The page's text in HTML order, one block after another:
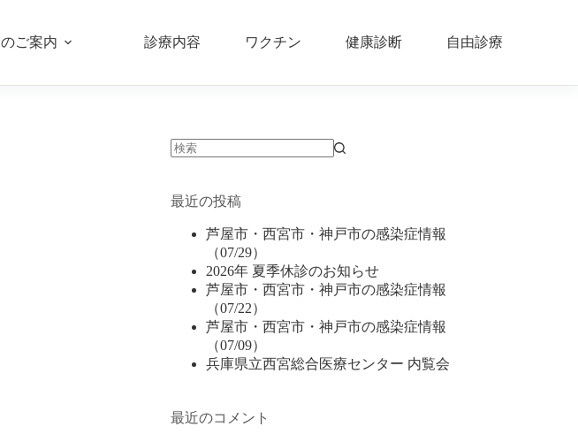
ご案内 診療内容 ワクチン 健康診断 自由診療
な
最近の投稿
芦屋市・西宮市・神戸市の感染症情報
（07/29）
2026年 夏季休診のお知らせ
芦屋市・西宮市・神戸市の感染症情報
（07/22）
芦屋市・西宮市・神戸市の感染症情報
（07/09）
兵庫県立西宮総合医療センター 内覧会
最近のコメント